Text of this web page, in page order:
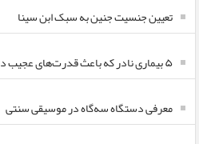
تعیین جنسیت جنین به سبک ابن سینا
۵ بیماری نادر که باعث قدرت‌های عجیب در انسان می‌شود!
معرفی دستگاه سه‌گاه در موسیقی سنتی